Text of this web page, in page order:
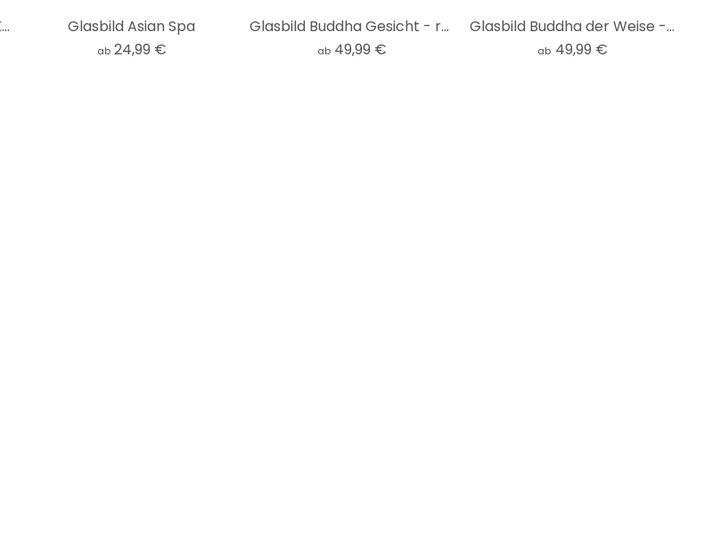
Glasbild Miami Ink Buddha Kopf Glasbild Asian Spa
ab 24,99 €
Glasbild Buddha Gesicht - rund
ab 49,99 €
Glasbild Buddha der Weise - rund
ab 49,99 €